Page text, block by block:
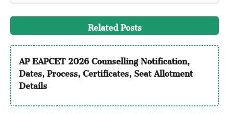
Related Posts
AP EAPCET 2026 Counselling Notification,
Dates, Process, Certificates, Seat Allotment
Details